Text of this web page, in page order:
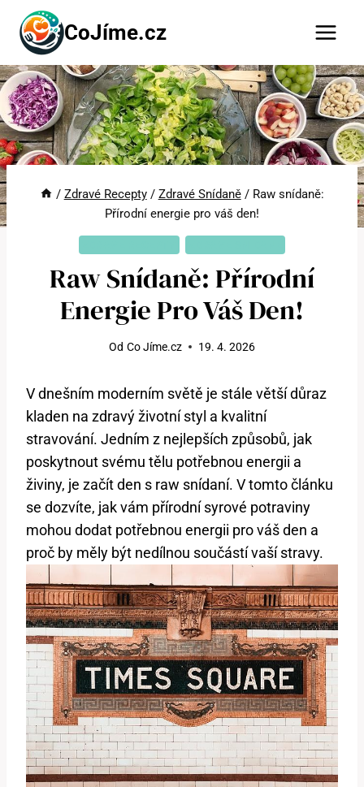
Přeskočit
obsah
CoJíme.cz
/ Zdravé Recepty / Zdravé Snídaně / Raw snídaně:
Přírodní energie pro váš den!
Raw Snídaně: Přírodní
Energie Pro Váš Den!
Od Co Jíme.cz 19. 4. 2026
V dnešním moderním světě je stále větší důraz
kladen na zdravý životní styl a kvalitní
stravování. Jedním z nejlepších způsobů, jak
poskytnout svému tělu potřebnou energii a
živiny, je začít den s raw snídaní. V tomto článku
se dozvíte, jak vám přírodní syrové potraviny
mohou dodat potřebnou energii pro váš den a
proč by měly být nedílnou součástí vaší stravy.